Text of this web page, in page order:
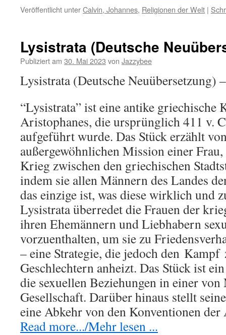
Veröffentlicht unterCalvin, Johannes, Religionen der Welt |
Lysistrata (Deutsche
Publiziert am 30. Mai 2023 von Jazzybee
Lysistrata (Deutsche Neuübersetzung)
“Lysistrata” ist eine antike griechische
Aristophanes, die ursprünglich 411 v.
aufgeführt wurde. Das Stück erzählt
außergewöhnlichen Mission einer
Krieg zwischen den griechischen
indem sie allen Männern des Landes
das einzige ist, was diese wirklich und
Lysistrata überredet die Frauen der
ihren Ehemännern und Liebhabern
vorzuenthalten, um sie zu
– eine Strategie, die jedoch den Kampf
Geschlechtern anheizt. Das Stück ist
die sexuellen Beziehungen in einer
Gesellschaft. Darüber hinaus stellt
eine Abkehr von den Konventionen
Read more.../Mehr lesen ...